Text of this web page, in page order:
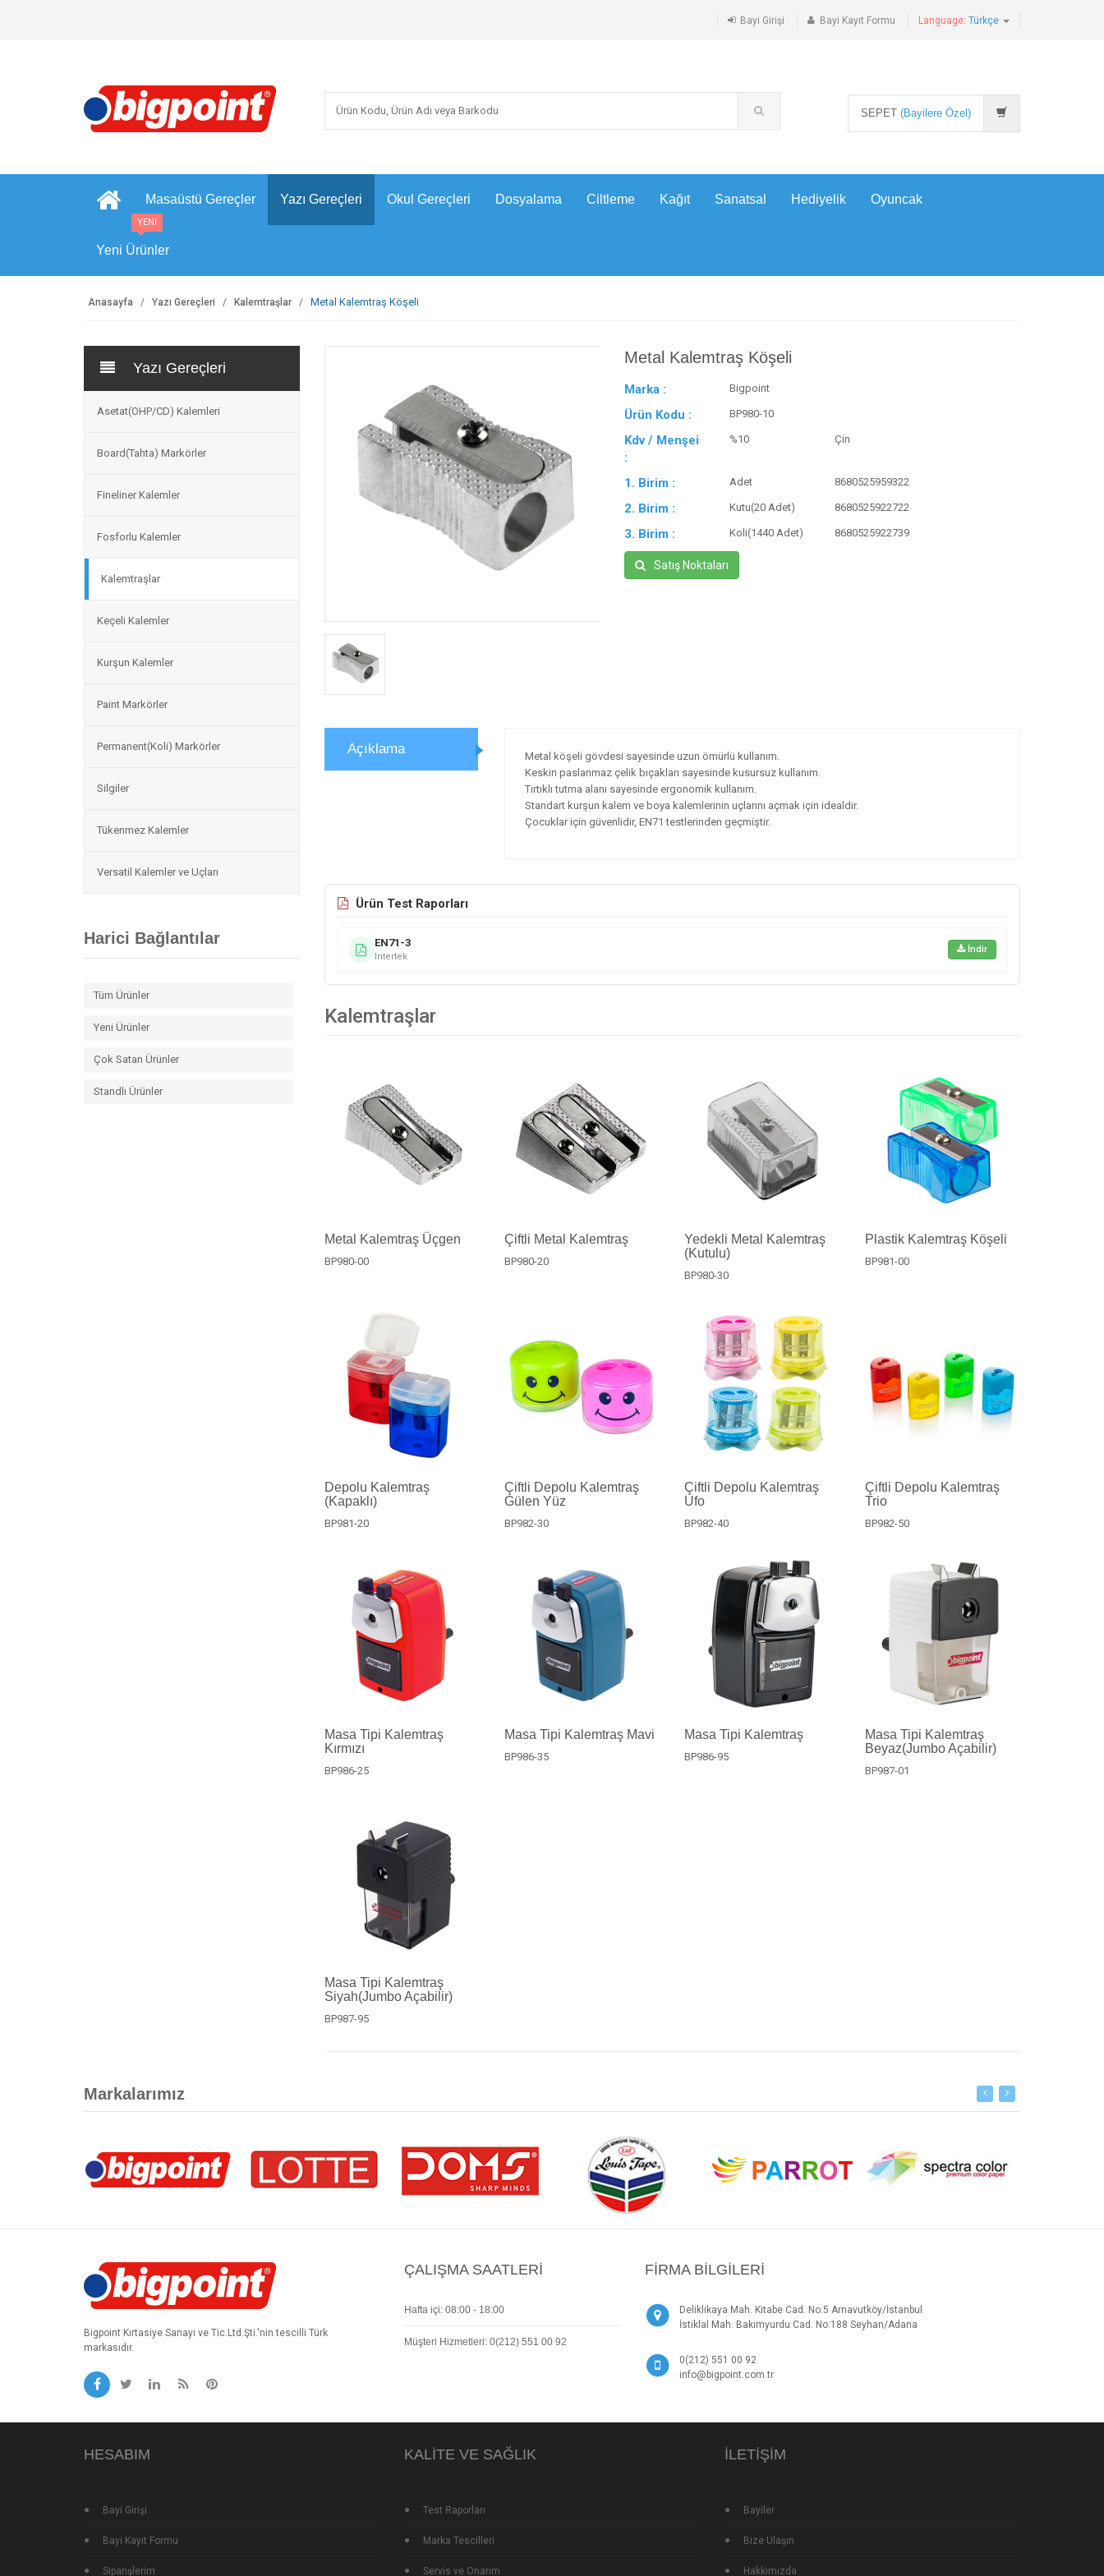
Bayi Girişi Bayi Kayıt Formu Language: Türkçe
SEPET (Bayilere Özel)
Masaüstü Gereçler Yazı Gereçleri Okul Gereçleri Dosyalama Ciltleme Kağıt Sanatsal Hediyelik Oyuncak
Yeni Ürünler
YENİ
Anasayfa Yazı Gereçleri Kalemtraşlar Metal Kalemtraş Köşeli
Yazı Gereçleri
Asetat(OHP/CD) Kalemleri
Board(Tahta) Markörler
Fineliner Kalemler
Fosforlu Kalemler
Kalemtraşlar
Keçeli Kalemler
Kurşun Kalemler
Paint Markörler
Permanent(Koli) Markörler
Silgiler
Tükenmez Kalemler
Versatil Kalemler ve Uçları
Harici Bağlantılar
Tüm Ürünler
Yeni Ürünler
Çok Satan Ürünler
Standlı Ürünler
Metal Kalemtraş Köşeli
Marka : Bigpoint
Ürün Kodu : BP980-10
Kdv / Menşei
:
%10 Çin
1. Birim : Adet 8680525959322
2. Birim : Kutu(20 Adet) 8680525922722
3. Birim : Koli(1440 Adet) 8680525922739
Satış Noktaları
Açıklama
Metal köşeli gövdesi sayesinde uzun ömürlü kullanım.
Keskin paslanmaz çelik bıçakları sayesinde kusursuz kullanım.
Tırtıklı tutma alanı sayesinde ergonomik kullanım.
Standart kurşun kalem ve boya kalemlerinin uçlarını açmak için idealdir.
Çocuklar için güvenlidir, EN71 testlerinden geçmiştir.
Ürün Test Raporları
EN71-3
Intertek
İndir
Kalemtraşlar
Metal Kalemtraş Üçgen
BP980-00
Çiftli Metal Kalemtraş
BP980-20
Yedekli Metal Kalemtraş
(Kutulu)
BP980-30
Plastik Kalemtraş Köşeli
BP981-00
Depolu Kalemtraş
(Kapaklı)
BP981-20
Çiftli Depolu Kalemtraş
Gülen Yüz
BP982-30
Çiftli Depolu Kalemtraş
Ufo
BP982-40
Çiftli Depolu Kalemtraş
Trio
BP982-50
Masa Tipi Kalemtraş
Kırmızı
BP986-25
Masa Tipi Kalemtraş Mavi
BP986-35
Masa Tipi Kalemtraş
BP986-95
Masa Tipi Kalemtraş
Beyaz(Jumbo Açabilir)
BP987-01
Masa Tipi Kalemtraş
Siyah(Jumbo Açabilir)
BP987-95
Markalarımız
Bigpoint Kırtasiye Sanayi ve Tic.Ltd.Şti.'nin tescilli Türk
markasıdır.
ÇALIŞMA SAATLERI
Hafta içi: 08:00 - 18:00
Müşteri Hizmetleri: 0(212) 551 00 92
FIRMA BILGILERI
Deliklikaya Mah. Kitabe Cad. No:5 Arnavutköy/İstanbul
İstiklal Mah. Bakımyurdu Cad. No:188 Seyhan/Adana
0(212) 551 00 92
info@bigpoint.com.tr
HESABIM
Bayi Girişi
Bayi Kayıt Formu
Siparişlerim
KALITE VE SAĞLIK
Test Raporları
Marka Tescilleri
Servis ve Onarım
İLETIŞIM
Bayiler
Bize Ulaşın
Hakkımızda